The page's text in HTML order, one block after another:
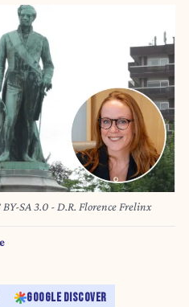
SA 3.0 - D.R. Florence Frelinx
GOOGLE DISCOVER